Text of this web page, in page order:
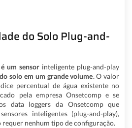
do Solo Plug-and-
é um sensor inteligente plug-and-play
solo em um grande volume. O valor
percentual de água existente no
pela empresa Onsetcomp e se
data loggers da Onsetcomp que
inteligentes (plug-and-play),
requer nenhum tipo de configuração.